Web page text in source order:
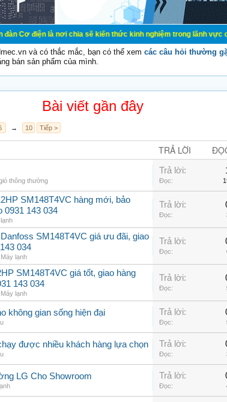
là nơi chia sẽ kiến thức kinh nghiệm trong lãnh vực cơ điện,
và có thắc mắc, bạn có thể xem các câu hỏi thường
bán sản phẩm của mình.
Bài viết gần đây
→ 10 Tiếp >
TRẢ LỜI
thông thường
Trả lời:
Đọc:
SM148T4VC hàng mới, bảo
0931 143 034
Trả lời:
Đọc:
SM148T4VC giá ưu đãi, giao
034
Máy lạnh
Trả lời:
Đọc:
SM148T4VC giá tốt, giao hàng
143 034
Máy lạnh
Trả lời:
Đọc:
không gian sống hiện đại Trả lời:
Đọc:
được nhiều khách hàng lựa chọn Trả lời:
Đọc:
LG Cho Showroom Trả lời:
Đọc: